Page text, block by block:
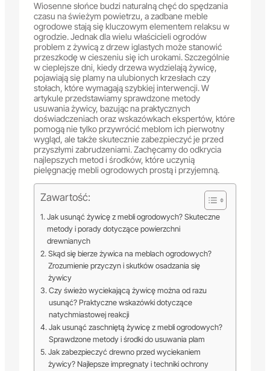
Wiosenne słońce budzi naturalną chęć do spędzania
czasu na świeżym powietrzu, a zadbane meble
ogrodowe stają się kluczowym elementem relaksu w
ogrodzie. Jednak dla wielu właścicieli ogrodów
problem z żywicą z drzew iglastych może stanowić
przeszkodę w cieszeniu się ich urokami. Szczególnie
w cieplejsze dni, kiedy drzewa wydzielają żywicę,
pojawiają się plamy na ulubionych krzesłach czy
stołach, które wymagają szybkiej interwencji. W
artykule przedstawiamy sprawdzone metody
usuwania żywicy, bazując na praktycznych
doświadczeniach oraz wskazówkach ekspertów, które
pomogą nie tylko przywrócić meblom ich pierwotny
wygląd, ale także skutecznie zabezpieczyć je przed
przyszłymi zabrudzeniami. Zachęcamy do odkrycia
najlepszych metod i środków, które uczynią
pielęgnację mebli ogrodowych prostą i przyjemną.
Zawartość:
Jak usunąć żywicę z mebli ogrodowych? Skuteczne
metody i porady dotyczące powierzchni
drewnianych
Skąd się bierze żywica na meblach ogrodowych?
Zrozumienie przyczyn i skutków osadzania się
żywicy
Czy świeżo wyciekającą żywicę można od razu
usunąć? Praktyczne wskazówki dotyczące
natychmiastowej reakcji
Jak usunąć zaschniętą żywicę z mebli ogrodowych?
Sprawdzone metody i środki do usuwania plam
Jak zabezpieczyć drewno przed wyciekaniem
żywicy? Najlepsze impregnaty i techniki ochrony